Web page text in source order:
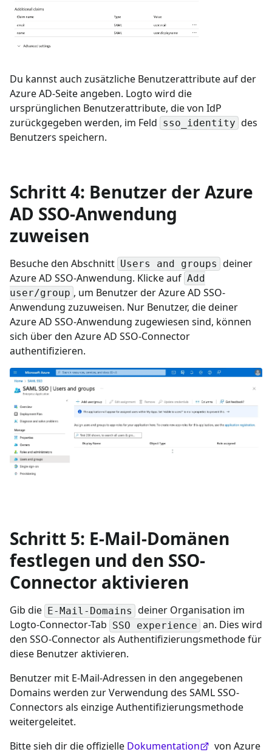
Du kannst auch zusätzliche Benutzerattribute auf der
Azure AD-Seite angeben. Logto wird die
ursprünglichen Benutzerattribute, die von IdP
zurückgegeben werden, im Feld sso_identity des
Benutzers speichern.
Schritt 4: Benutzer der Azure
AD SSO-Anwendung
zuweisen
Besuche den Abschnitt Users and groups deiner
Azure AD SSO-Anwendung. Klicke auf Add
user/group , um Benutzer der Azure AD SSO-
Anwendung zuzuweisen. Nur Benutzer, die deiner
Azure AD SSO-Anwendung zugewiesen sind, können
sich über den Azure AD SSO-Connector
authentifizieren.
Schritt 5: E-Mail-Domänen
festlegen und den SSO-
Connector aktivieren
Gib die E-Mail-Domains deiner Organisation im
Logto-Connector-Tab SSO experience an. Dies wird
den SSO-Connector als Authentifizierungsmethode für
diese Benutzer aktivieren.
Benutzer mit E-Mail-Adressen in den angegebenen
Domains werden zur Verwendung des SAML SSO-
Connectors als einzige Authentifizierungsmethode
weitergeleitet.
Bitte sieh dir die offizielle Dokumentation
von Azure